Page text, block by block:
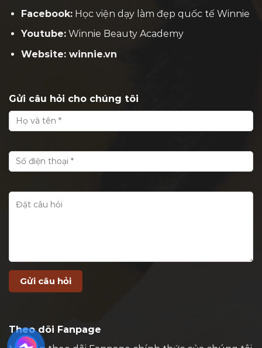
Facebook:Học viện dạy làm đẹp quốc tế Winnie
Youtube:Winnie Beauty Academy
Website: winnie.vn
Gửi câu hỏi cho chúng tôi
Theo dõi Fanpage